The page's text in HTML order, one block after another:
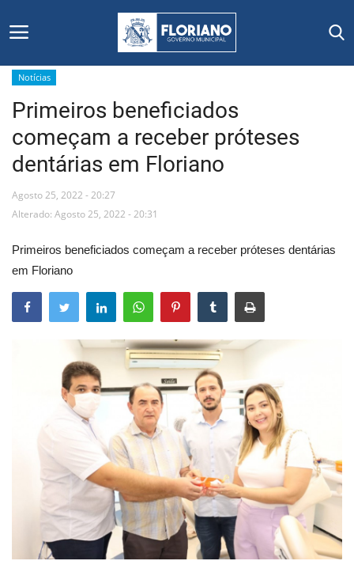
Início
Editais
Floriano
Mural de Licitações
Notícias
Webmail
Notícias
Primeiros beneficiados
começam a receber próteses
dentárias em Floriano
Agosto 25, 2022 - 20:27
Alterado: Agosto 25, 2022 - 20:31
Primeiros beneficiados começam a receber próteses dentárias
em Floriano